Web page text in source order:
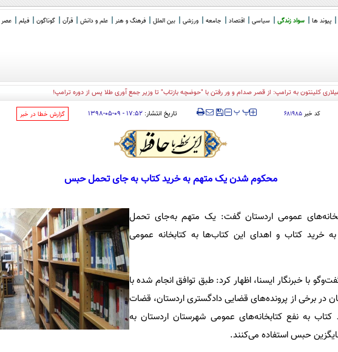
پیوند ها سواد زندگی سیاسی اقتصاد جامعه ورزشی بین الملل فرهنگ و هنر علم و دانش قرآن گوناگون فیلم عصر
کلینتون به ترامپ: از قصر صدام و ور رفتن با "حوضچه بازتاب" تا وزیر جمع آوری طلا پس از دوره ترامپ!
کد خبر ۶۸۱۹۸۵ ‍‍‍ پ پ تاریخ انتشار: ۱۷:۵۲ - ۰۹-۰۵-۱۳۹۸ ‌گزارش خطا در خبر
محکوم شدن یک متهم به خرید کتاب به جای تحمل حبس
عمومی اردستان گفت: یک متهم به‌جای تحمل
خرید کتاب و اهدای این کتاب‌ها به کتابخانه عمومی
با خبرنگار ایسنا، اظهار کرد: طبق توافق انجام شده با
در برخی از پرونده‌های قضایی دادگستری اردستان، قضات
کتاب به نفع کتابخانه‌های عمومی شهرستان اردستان به
حبس استفاده می‌کنند.